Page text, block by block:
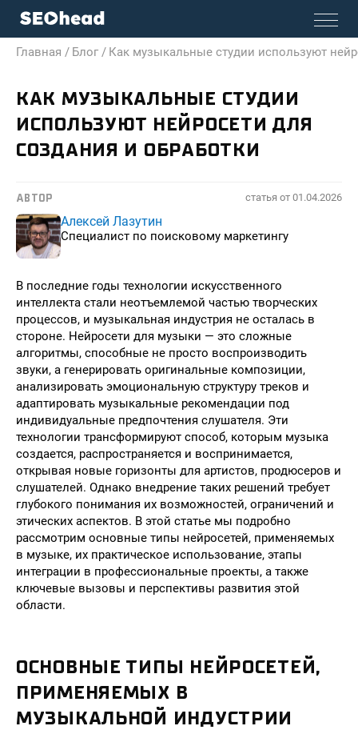
Главная / Блог / Как музыкальные студии используют
КАК МУЗЫКАЛЬНЫЕ СТУДИИ
ИСПОЛЬЗУЮТ НЕЙРОСЕТИ ДЛЯ
СОЗДАНИЯ И ОБРАБОТКИ
АВТОР статья от 01.04.2026
Алексей Лазутин
Специалист по поисковому маркетингу
В последние годы технологии искусственного
интеллекта стали неотъемлемой частью творческих
процессов, и музыкальная индустрия не осталась в
стороне. Нейросети для музыки — это сложные
алгоритмы, способные не просто воспроизводить
звуки, а генерировать оригинальные композиции,
анализировать эмоциональную структуру треков и
адаптировать музыкальные рекомендации под
индивидуальные предпочтения слушателя. Эти
технологии трансформируют способ, которым музыка
создается, распространяется и воспринимается,
открывая новые горизонты для артистов, продюсеров и
слушателей. Однако внедрение таких решений требует
глубокого понимания их возможностей, ограничений и
этических аспектов. В этой статье мы подробно
рассмотрим основные типы нейросетей, применяемых
в музыке, их практическое использование, этапы
интеграции в профессиональные проекты, а также
ключевые вызовы и перспективы развития этой
области.
ОСНОВНЫЕ ТИПЫ НЕЙРОСЕТЕЙ,
ПРИМЕНЯЕМЫХ В
МУЗЫКАЛЬНОЙ ИНДУСТРИИ